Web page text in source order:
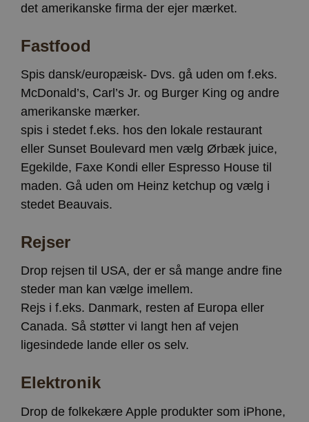
det amerikanske firma der ejer mærket.
Fastfood
Spis dansk/europæisk- Dvs. gå uden om f.eks.
McDonald’s, Carl’s Jr. og Burger King og andre
amerikanske mærker.
spis i stedet f.eks. hos den lokale restaurant
eller Sunset Boulevard men vælg Ørbæk juice,
Egekilde, Faxe Kondi eller Espresso House til
maden. Gå uden om Heinz ketchup og vælg i
stedet Beauvais.
Rejser
Drop rejsen til USA, der er så mange andre fine
steder man kan vælge imellem.
Rejs i f.eks. Danmark, resten af Europa eller
Canada. Så støtter vi langt hen af vejen
ligesindede lande eller os selv.
Elektronik
Drop de folkekære Apple produkter som iPhone,